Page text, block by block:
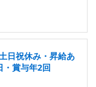
日祝休み・昇給あ
・賞与年2回